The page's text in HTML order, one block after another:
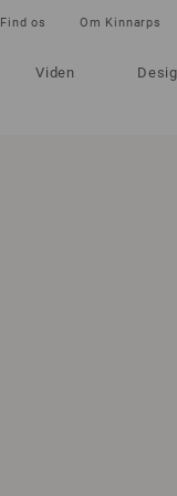
Viden
Find os Om Kinnarps